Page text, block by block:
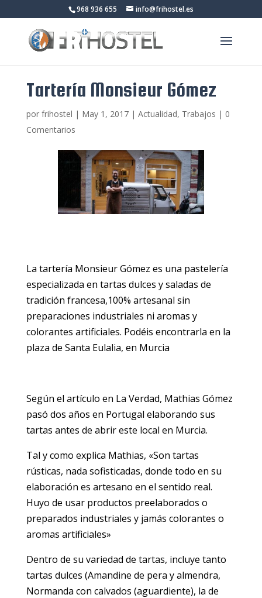
968 936 655 info@frihostel.es
Tartería Monsieur Gómez
por frihostel | May 1, 2017| Actualidad, Trabajos | 0
Comentarios
La tartería Monsieur Gómez es una pastelería
especializada en tartas dulces y saladas de
tradición francesa,100% artesanal sin
preparaciones industriales ni aromas y
colorantes artificiales. Podéis encontrarla en la
plaza de Santa Eulalia, en Murcia
Según el artículo en La Verdad, Mathias Gómez
pasó dos años en Portugal elaborando sus
tartas antes de abrir este local en Murcia.
Tal y como explica Mathias, «Son tartas
rústicas, nada sofisticadas, donde todo en su
elaboración es artesano en el sentido real.
Huyo de usar productos preelaborados o
preparados industriales y jamás colorantes o
aromas artificiales»
Dentro de su variedad de tartas, incluye tanto
tartas dulces (Amandine de pera y almendra,
Normanda con calvados (aguardiente), la de